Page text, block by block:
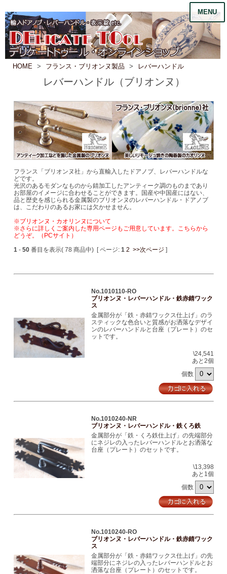
MENU
HOME フランス・ブリオンヌ製品 レバーハンドル
レバーハンドル（ブリオンヌ）
フランス「ブリオンヌ社」から直輸入したドアノブ、レバーハンドルな
どです。
光沢のあるモダンなものから錆加工したアンティーク調のものまであり
お部屋のイメージに合わせることができます。国産や中国産にはない、
品と歴史を感じられる金属製のブリオンヌのレバーハンドル・ドアノブ
は、こだわりのあるお家には欠かせません。
※ブリオンヌ・カオリンヌについて
※さらに詳しくご案内した専用ページもご用意しています。こちらから
どうぞ。（PCサイト）
1 -50番目を表示( 78 商品中) [ ページ:1 2 >>次ページ ]
No.1010110-RO
ブリオンヌ・レバーハンドル・鉄赤錆ワック
ス
金属部分が「鉄・赤錆ワックス仕上げ」のラ
スティックな色合いと質感がお洒落なデザイ
ンのレバーハンドルと台座（プレート）のセ
ットです。
\24,541
あと2個
個数
No.1010240-NR
ブリオンヌ・レバーハンドル・鉄くろ鉄
金属部分が「鉄・くろ鉄仕上げ」の先端部分
にネジレの入ったレバーハンドルとお洒落な
台座（プレート）のセットです。
\13,398
あと1個
個数
No.1010240-RO
ブリオンヌ・レバーハンドル・鉄赤錆ワック
ス
金属部分が「鉄・赤錆ワックス仕上げ」の先
端部分にネジレの入ったレバーハンドルとお
洒落な台座（プレート）のセットです。